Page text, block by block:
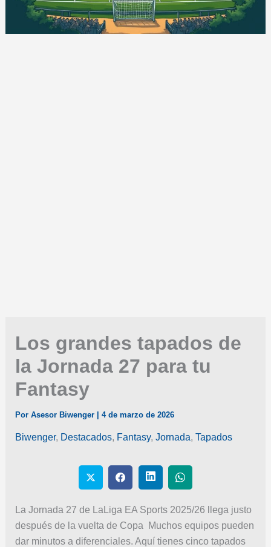
Los grandes tapados de
la Jornada 27 para tu
Fantasy
Por Asesor Biwenger 4 de marzo de 2026
Biwenger, Destacados, Fantasy, Jornada, Tapados
La Jornada 27 de LaLiga EA Sports 2025/26 llega justo
después de la vuelta de Copa Muchos equipos pueden
dar minutos a diferenciales. Aquí tienes cinco tapados